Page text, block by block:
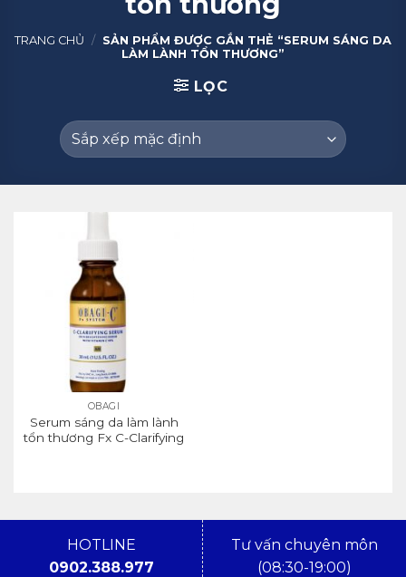
TRANG CHỦ / SẢN PHẨM ĐƯỢC GẮN THẺ “SERUM SÁNG DA
LÀM LÀNH TỔN THƯƠNG”
LỌC
OBAGI
Serum sáng da làm lành
tổn thương Fx C-Clarifying
HOTLINE
0902.388.977
Tư vấn chuyên môn
(08:30-19:00)